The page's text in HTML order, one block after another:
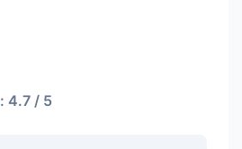
4.7 / 5